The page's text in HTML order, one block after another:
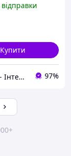
плитка
для стін
Купити
GOOODS - Інтернет-Магазин Товари для всіх 97%